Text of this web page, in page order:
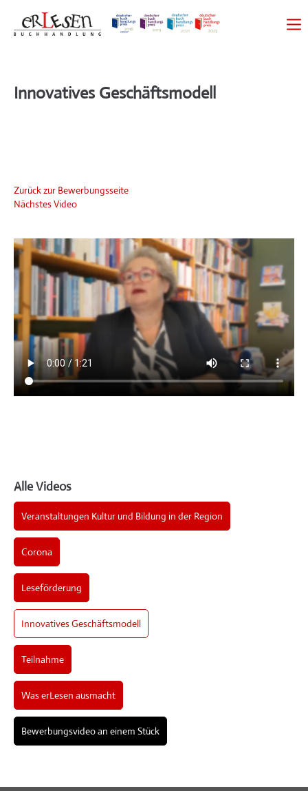
Innovatives Geschäftsmodell
Zurück zur Bewerbungsseite
Nächstes Video
Alle Videos
Veranstaltungen Kultur und Bildung in der Region
Corona
Leseförderung
Innovatives Geschäftsmodell
Teilnahme
Was erLesen ausmacht
Bewerbungsvideo an einem Stück